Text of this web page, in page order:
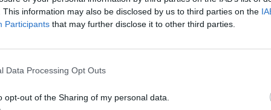
This information may also be disclosed by us to third parties on the
Participants that may further disclose it to other third parties.
Data Processing Opt Outs
opt-out of the Sharing of my personal data.
47-21 torna dalla squalifica e gioca 80
il pilone Danilo Fischetti entra al 51'.
un punteggio pesante.